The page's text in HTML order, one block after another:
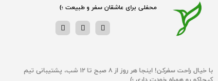
محفلی برای عاشقان سفر و طبیعت ؛)
با خیال راحت سفرکن! اینجا هر روز از ۸ صبح تا ۱۲ شب، پشتیبانی تیم‌